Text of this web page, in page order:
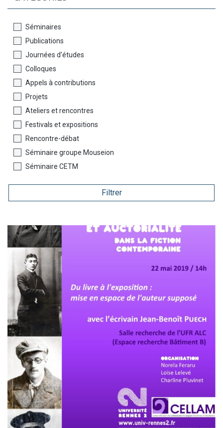
Séminaires
Publications
Journées d'études
Colloques
Appels à contributions
Projets
Ateliers et rencontres
Festivals et expositions
Rencontre-débat
Séminaire groupe Mouseion
Séminaire CETM
Filtrer